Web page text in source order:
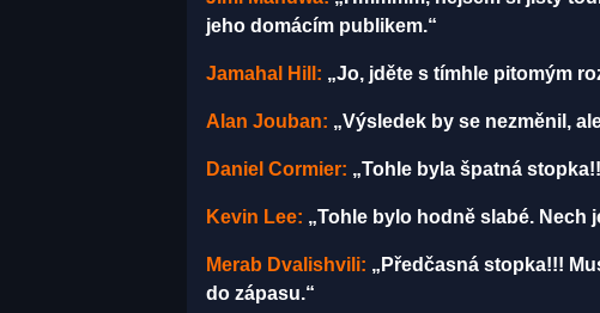
jeho domácím publikem.“
Jamahal Hill: „Jo, jděte s tímhle pitomým
Alan Jouban: „Výsledek by se nezměnil,
Daniel Cormier: „Tohle byla špatná
Kevin Lee: „Tohle bylo hodně slabé. Nech
Merab Dvalishvili: „Předčasná stopka!!!
do zápasu.“